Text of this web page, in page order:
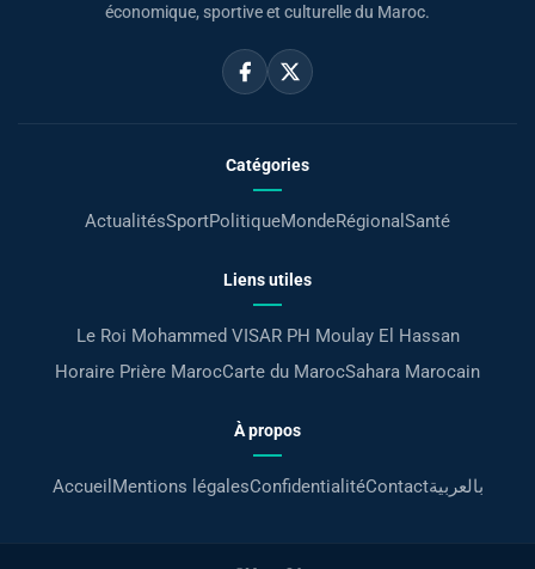
économique, sportive et culturelle du Maroc.
Catégories
ActualitésSportPolitiqueMondeRégional Santé
Liens utiles
Le Roi Mohammed VISAR PH Moulay El Hassan
Horaire Prière MarocCarte du MarocSahara Marocain
À propos
Accueil Mentions légalesConfidentialitéContactبالعربية